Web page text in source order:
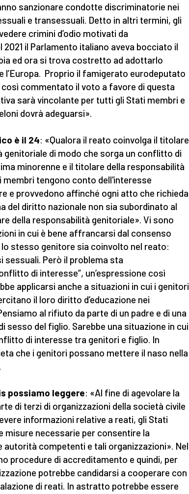
sanzionare condotte discriminatorie nei
e transessuali. Detto in altri termini, gli
crimini d’odio motivati da
il Parlamento italiano aveva bocciato il
ed ora si trova costretto ad adottarlo
l’Europa. Proprio il famigerato eurodeputato
così commentato il voto a favore di questa
sarà vincolante per tutti gli Stati membri e
dovrà adeguarsi».
è il 24: «Qualora il reato coinvolga il titolare
genitoriale di modo che sorga un conflitto di
minorenne e il titolare della responsabilità
membri tengono conto dell'interesse
e provvedono affinché ogni atto che richieda
del diritto nazionale non sia subordinato al
della responsabilità genitoriale». Vi sono
in cui è bene affrancarsi dal consenso
stesso genitore sia coinvolto nel reato:
sessuali. Però il problema sta
di interesse”, un’espressione così
applicarsi anche a situazioni in cui i genitori
il loro diritto d’educazione nei
al rifiuto da parte di un padre e di una
sesso del figlio. Sarebbe una situazione in cui
di interesse tra genitori e figlio. In
che i genitori possano mettere il naso nella
possiamo leggere: «Al fine di agevolare la
di terzi di organizzazioni della società civile
informazioni relative a reati, gli Stati
misure necessarie per consentire la
autorità competenti e tali organizzazioni». Nel
procedure di accreditamento e quindi, per
potrebbe candidarsi a cooperare con
di reati. In astratto potrebbe essere